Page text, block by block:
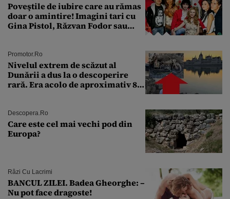
Poveştile de iubire care au rămas
doar o amintire! Imagini tari cu
Gina Pistol, Răzvan Fodor sau
Promotor.ro
Nivelul extrem de scăzut al
Dunării a dus la o descoperire
rară. Era acolo de aproximativ 80
Descopera.ro
Care este cel mai vechi pod din
Europa?
Râzi Cu Lacrimi
BANCUL ZILEI. Badea Gheorghe: –
Nu pot face dragoste!